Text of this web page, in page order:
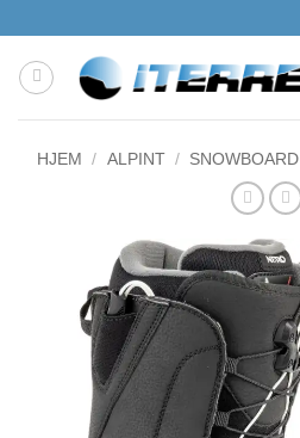
to
content
HJEM / ALPINT / SNOWBOARD